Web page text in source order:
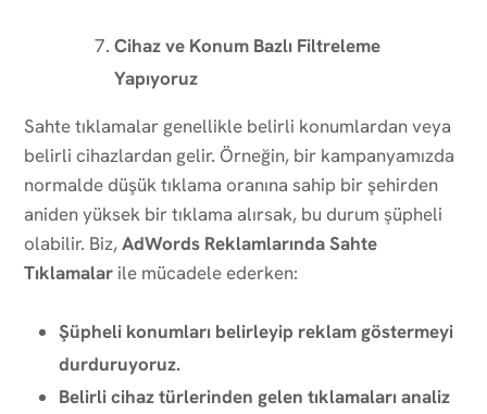
Cihaz ve Konum Bazlı Filtreleme
Yapıyoruz
Sahte tıklamalar genellikle belirli konumlardan veya
belirli cihazlardan gelir. Örneğin, bir kampanyamızda
normalde düşük tıklama oranına sahip bir şehirden
aniden yüksek bir tıklama alırsak, bu durum şüpheli
olabilir. Biz,AdWords Reklamlarında Sahte
Tıklamalar ile mücadele ederken:
Şüpheli konumları belirleyip reklam göstermeyi
durduruyoruz.
Belirli cihaz türlerinden gelen tıklamaları analiz